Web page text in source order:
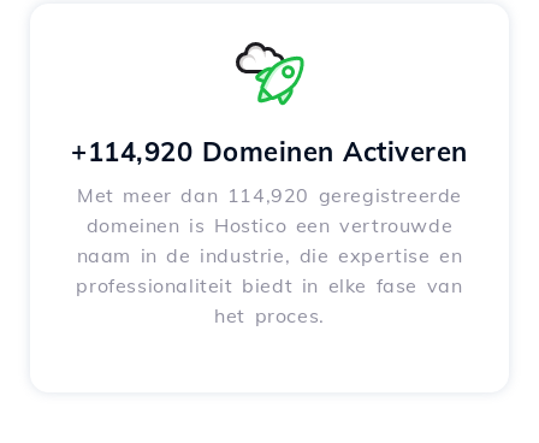
+114,920 Domeinen Activeren
Met meer dan 114,920 geregistreerde
domeinen is Hostico een vertrouwde
naam in de industrie, die expertise en
professionaliteit biedt in elke fase van
het proces.